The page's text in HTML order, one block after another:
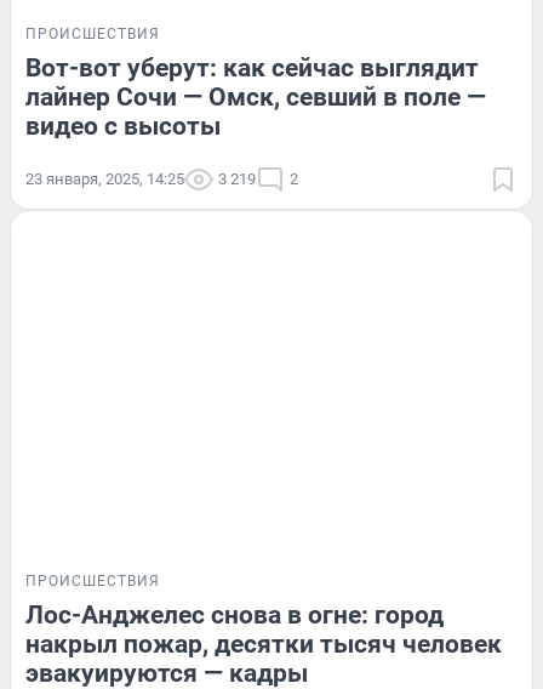
ПРОИСШЕСТВИЯ
Вот-вот уберут: как сейчас выглядит
лайнер Сочи — Омск, севший в поле —
видео с высоты
23 января, 2025, 14:25 3 219 2
ПРОИСШЕСТВИЯ
Лос-Анджелес снова в огне: город
накрыл пожар, десятки тысяч человек
эвакуируются — кадры